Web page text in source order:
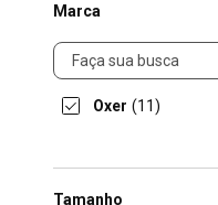
Marca
Marca
Oxer (11)
Tamanho